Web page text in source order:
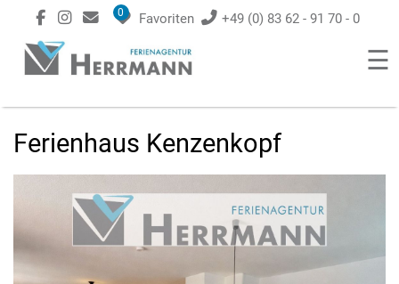
0 Favoriten +49 (0) 83 62 - 91 70 - 0
☰
Ferienhaus Kenzenkopf